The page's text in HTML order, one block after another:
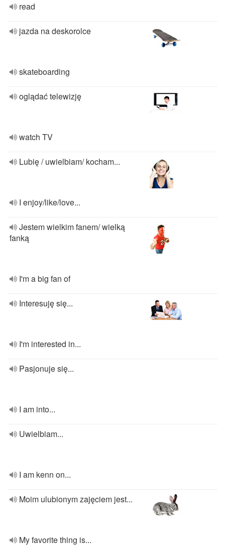
read
jazda na deskorolce
skateboarding
oglądać telewizję
watch TV
Lubię / uwielbiam/ kocham...
I enjoy/like/love...
Jestem wielkim fanem/ wielką
fanką
I'm a big fan of
Interesuję się...
I'm interested in...
Pasjonuje się...
I am into...
Uwielbiam...
I am kenn on...
Moim ulubionym zajęciem jest...
My favorite thing is...